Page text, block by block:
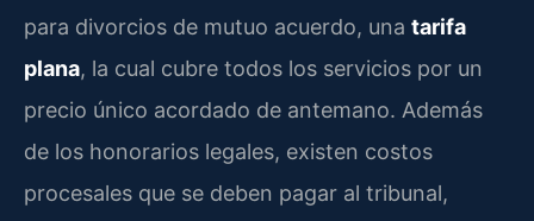
para divorcios de mutuo acuerdo, una tarifa
plana, la cual cubre todos los servicios por un
precio único acordado de antemano. Además
de los honorarios legales, existen costos
procesales que se deben pagar al tribunal,